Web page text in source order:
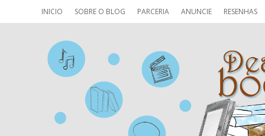
INICIO SOBRE O BLOG PARCERIA ANUNCIE RESENHAS